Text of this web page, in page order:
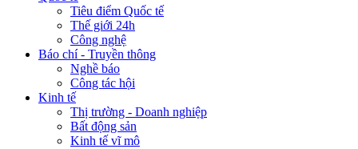
Tiêu điểm Quốc tế
Thế giới 24h
Công nghệ
Báo chí - Truyền thông
Nghề báo
Công tác hội
Kinh tế
Thị trường - Doanh nghiệp
Bất động sản
Kinh tế vĩ mô